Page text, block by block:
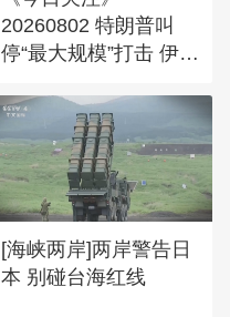
20260802 特朗普叫
停“最大规模”打击 伊朗
[海峡两岸]两岸警告日
本 别碰台海红线